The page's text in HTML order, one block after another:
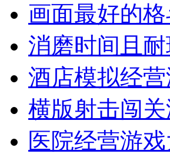
画面最好的
消磨时间且
酒店模拟经
横版射击闯
医院经营游